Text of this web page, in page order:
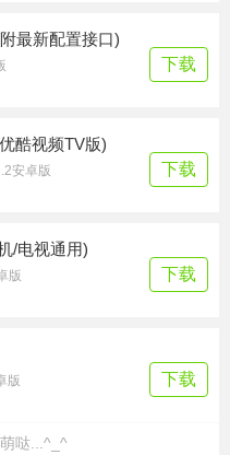
最新配置接口)
下载
酷视频TV版)
安卓版 下载
/电视通用)
版 下载
版 下载
哒...^_^